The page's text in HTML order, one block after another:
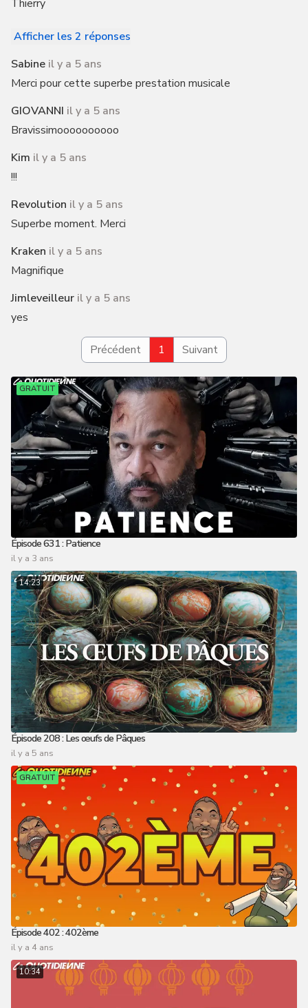
Thierry
Afficher les 2 réponses
Sabine il y a 5 ans
Merci pour cette superbe prestation musicale
GIOVANNI il y a 5 ans
Bravissimoooooooooo
Kim il y a 5 ans
!!!
Revolution il y a 5 ans
Superbe moment. Merci
Kraken il y a 5 ans
Magnifique
Jimleveilleur il y a 5 ans
yes
Précédent 1 Suivant
GRATUIT
Épisode 631 : Patience
il y a 3 ans
14:23
Épisode 208 : Les œufs de Pâques
il y a 5 ans
GRATUIT
Épisode 402 : 402ème
il y a 4 ans
10:34